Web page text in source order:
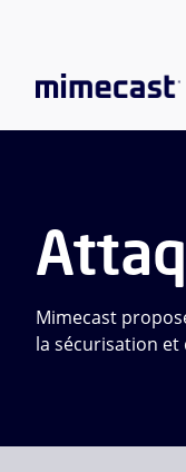
Mimecast
la sécurisation et